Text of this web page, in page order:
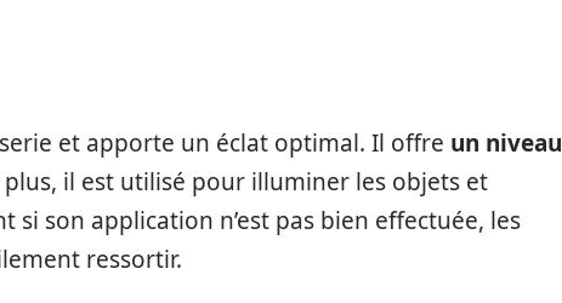
et apporte un éclat optimal. Il offre un niveau
plus, il est utilisé pour illuminer les objets et
si son application n’est pas bien effectuée, les
ressortir.